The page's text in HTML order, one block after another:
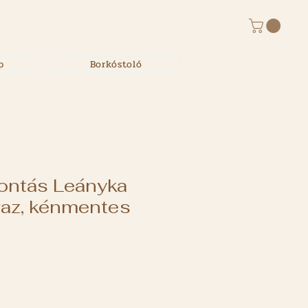
Borkóstoló
Leányka
kénmentes